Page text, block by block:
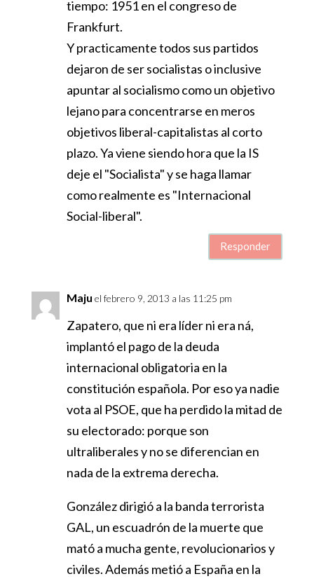
tiempo: 1951 en el congreso de
Frankfurt.
Y practicamente todos sus partidos
dejaron de ser socialistas o inclusive
apuntar al socialismo como un objetivo
lejano para concentrarse en meros
objetivos liberal-capitalistas al corto
plazo. Ya viene siendo hora que la IS
deje el "Socialista" y se haga llamar
como realmente es "Internacional
Social-liberal".
Responder
Maju el febrero 9, 2013 a las 11:25 pm
Zapatero, que ni era líder ni era ná,
implantó el pago de la deuda
internacional obligatoria en la
constitución española. Por eso ya nadie
vota al PSOE, que ha perdido la mitad de
su electorado: porque son
ultraliberales y no se diferencian en
nada de la extrema derecha.
González dirigió a la banda terrorista
GAL, un escuadrón de la muerte que
mató a mucha gente, revolucionarios y
civiles. Además metió a España en la